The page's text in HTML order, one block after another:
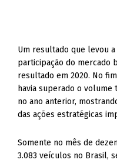
Um resultado que levou a
participação do mercado
resultado em 2020. No
havia superado o volume
no ano anterior,
das ações estratégicas
Somente no mês de
3.083 veículos no Brasil,